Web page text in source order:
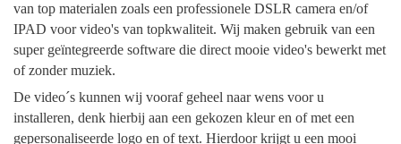
van top materialen zoals een professionele DSLR camera en/of
IPAD voor video's van topkwaliteit. Wij maken gebruik van een
super geïntegreerde software die direct mooie video's bewerkt met
of zonder muziek.
De video´s kunnen wij vooraf geheel naar wens voor u
installeren, denk hierbij aan een gekozen kleur en of met een
gepersonaliseerde logo en of text. Hierdoor krijgt u een mooi